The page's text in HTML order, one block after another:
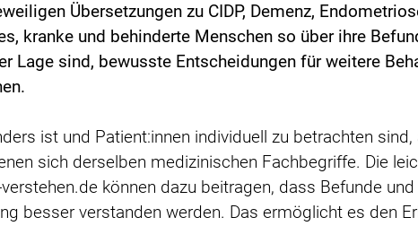
Übersetzungen zu CIDP, Demenz,
kranke und behinderte Menschen so über ihre
Lage sind, bewusste Entscheidungen für weitere
ist und Patient:innen individuell zu betrachten
sich derselben medizinischen Fachbegriffe. Die
können dazu beitragen, dass Befunde
besser verstanden werden. Das ermöglicht es den